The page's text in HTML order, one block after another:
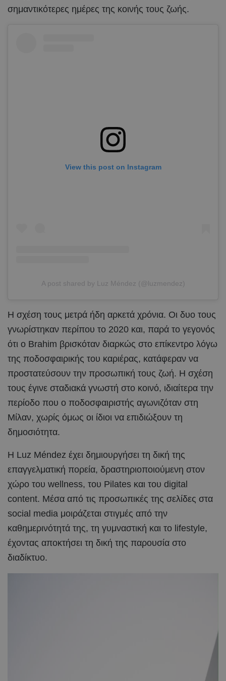
σημαντικότερες ημέρες της κοινής τους ζωής.
View this post on Instagram
A post shared by Luz Méndez (@luzmendez)
Η σχέση τους μετρά ήδη αρκετά χρόνια. Οι δυο τους
γνωρίστηκαν περίπου το 2020 και, παρά το γεγονός
ότι ο Brahim βρισκόταν διαρκώς στο επίκεντρο λόγω
της ποδοσφαιρικής του καριέρας, κατάφεραν να
προστατεύσουν την προσωπική τους ζωή. Η σχέση
τους έγινε σταδιακά γνωστή στο κοινό, ιδιαίτερα την
περίοδο που ο ποδοσφαιριστής αγωνιζόταν στη
Μίλαν, χωρίς όμως οι ίδιοι να επιδιώξουν τη
δημοσιότητα.
Η Luz Méndez έχει δημιουργήσει τη δική της
επαγγελματική πορεία, δραστηριοποιούμενη στον
χώρο του wellness, του Pilates και του digital
content. Μέσα από τις προσωπικές της σελίδες στα
social media μοιράζεται στιγμές από την
καθημερινότητά της, τη γυμναστική και το lifestyle,
έχοντας αποκτήσει τη δική της παρουσία στο
διαδίκτυο.